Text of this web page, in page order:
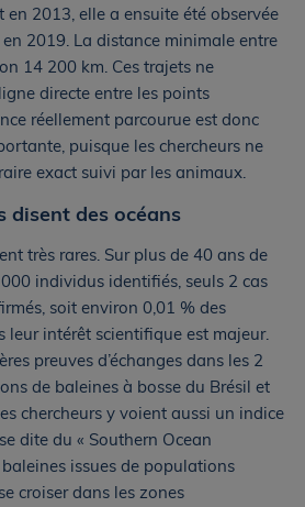
en 2013, elle a ensuite été observée
2019. La distance minimale entre
14 200 km. Ces trajets ne
directe entre les points
réellement parcourue est donc
puisque les chercheurs ne
exact suivi par les animaux.
disent des océans
très rares. Sur plus de 40 ans de
individus identifiés, seuls 2 cas
soit environ 0,01 % des
leur intérêt scientifique est majeur.
preuves d’échanges dans les 2
de baleines à bosse du Brésil et
chercheurs y voient aussi un indice
dite du « Southern Ocean
issues de populations
croiser dans les zones